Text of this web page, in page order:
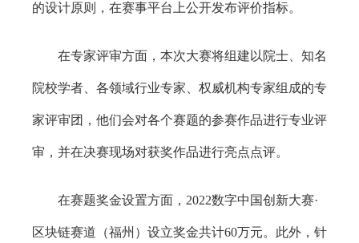
的设计原则，在赛事平台上公开发布评价指标。
在专家评审方面，本次大赛将组建以院士、知名
院校学者、各领域行业专家、权威机构专家组成的专
家评审团，他们会对各个赛题的参赛作品进行专业评
审，并在决赛现场对获奖作品进行亮点点评。
在赛题奖金设置方面，2022数字中国创新大赛·
区块链赛道（福州）设立奖金共计60万元。此外，针